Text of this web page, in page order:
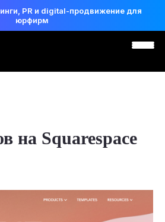
PR и digital-продвижение для
юрфирм
на Squarespace